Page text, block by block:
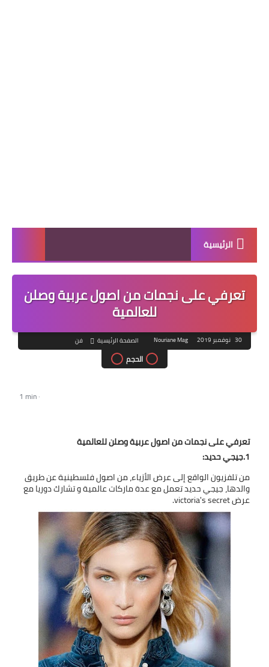
الرئيسية
تعرفي على نجمات من اصول عربية وصلن
للعالمية
30 نوفمبر 2019 Nouriane Mag الصفحة الرئيسية فن
الحجم
1 min·
تعرفي على نجمات من اصول عربية وصلن للعالمية
1.جيجي حديد:
من تلفزيون الواقع إلى عرض الأزياء، من اصول فلسطينية عن طريق
والدها، جيجي حديد تعمل مع عدة ماركات عالمية و تشارك دوريا مع
عرض victoria's secret.